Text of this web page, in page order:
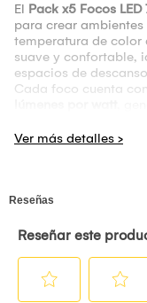
El Pack x5 Focos
para crear ambientes
temperatura de color
suave y confortable,
espacios de
Cada foco cuenta con
iluminación y ahorro
hogar y proyectos
Marca:ExtraLED
Tipo:
Foco LED